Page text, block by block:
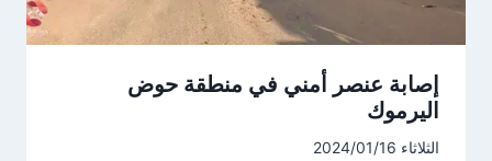
إصابة عنصر أمني في منطقة حوض
اليرموك
الثلاثاء 2024/01/16